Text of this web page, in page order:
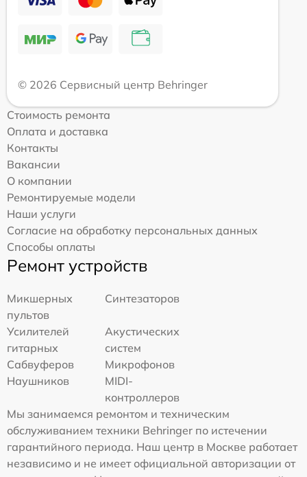
© 2026 Сервисный центр Behringer
Стоимость ремонта
Оплата и доставка
Контакты
Вакансии
О компании
Ремонтируемые модели
Наши услуги
Согласие на обработку персональных данных
Способы оплаты
Ремонт устройств
Микшерных
пультов
Синтезаторов
Усилителей
гитарных
Акустических
систем
Сабвуферов
Микрофонов
Наушников
MIDI-
контроллеров
Мы занимаемся ремонтом и техническим
обслуживанием техники Behringer по истечении
гарантийного периода. Наш центр в Москве работает
независимо и не имеет официальной авторизации от